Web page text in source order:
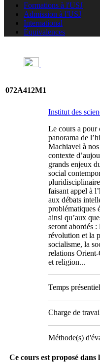
Formations à l'USJ
Admission à l'USJ
International
Équivalences
072A412M1
Institut des
Le cours a pour
panorama de
Machiavel à
contexte
grands enjeux
social
faisant appel à
aux débats
problématiques
ainsi qu’aux
seront abordés
révolution et la
socialisme, la
relations
et religion...
Temps
Charge de
Méthode(s)
Ce cours est proposé dans